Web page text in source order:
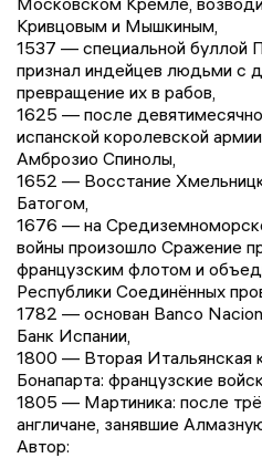
Кривцовым и Мышкиным,
1537 — специальной буллой
признал индейцев людьми с
превращение их в рабов,
1625 — после
испанской королевской
Амброзио Спинолы,
1652 — Восстание
Батогом,
1676 — на
войны произошло Сражение
французским флотом и
Республики Соединённых
1782 — основан Banco
Банк Испании,
1800 — Вторая Итальянская
Бонапарта: французские
1805 — Мартиника: после
англичане, занявшие
Автор: